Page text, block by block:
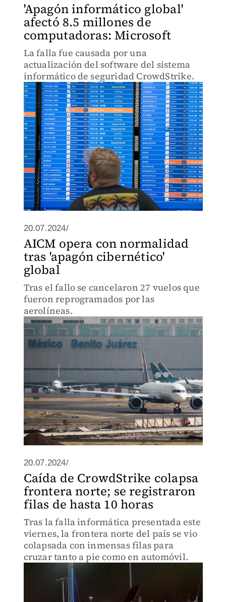
'Apagón informático global'
afectó 8.5 millones de
computadoras: Microsoft
La falla fue causada por una
actualización del software del sistema
informático de seguridad CrowdStrike.
20.07.2024/
AICM opera con normalidad
tras 'apagón cibernético'
global
Tras el fallo se cancelaron 27 vuelos que
fueron reprogramados por las
aerolíneas.
20.07.2024/
Caída de CrowdStrike colapsa
frontera norte; se registraron
filas de hasta 10 horas
Tras la falla informática presentada este
viernes, la frontera norte del país se vio
colapsada con inmensas filas para
cruzar tanto a pie como en automóvil.